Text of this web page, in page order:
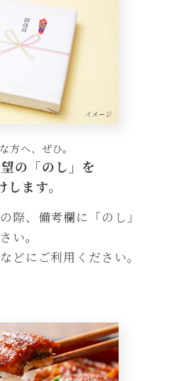
方へ、ぜひ。
の「のし」を
します。
際、備考欄に「のし」
い。
どにご利用ください。